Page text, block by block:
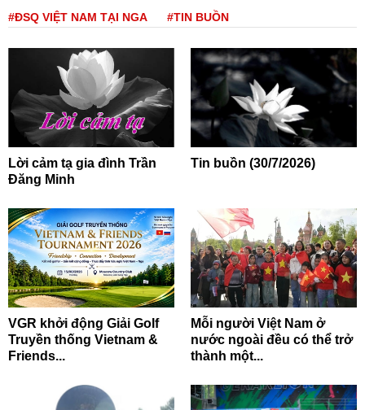
#ĐSQ VIỆT NAM TẠI NGA #TIN BUỒN
Lời cảm tạ gia đình Trần
Đăng Minh
Tin buồn (30/7/2026)
VGR khởi động Giải Golf
Truyền thống Vietnam &
Friends...
Mỗi người Việt Nam ở
nước ngoài đều có thể trở
thành một...